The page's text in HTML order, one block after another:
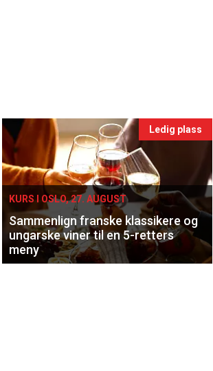
Ledig plass
KURS I OSLO, 27. AUGUST
Sammenlign franske klassikere og
ungarske viner til en 5-retters
meny